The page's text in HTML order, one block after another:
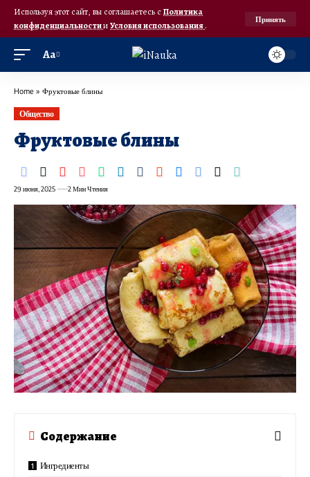
Используя этот сайт, вы соглашаетесь с Политика
конфиденциальностииУсловия использования.
Принять
Аа
Home » Фруктовые блины
Общество
Фруктовые блины
29 июня, 2025 2 Мин Чтения
Содержание
Ингредиенты